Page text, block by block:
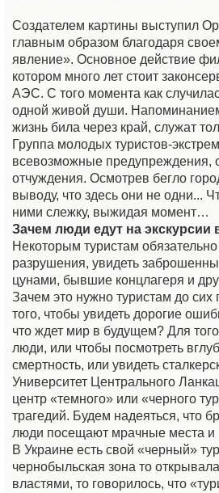
Создателем картины выступил
главным образом благодаря
явление». Основное действие
котором много лет стоит
АЭС. С того момента как
одной живой души. Напоминанием
жизнь била через край, служат
Группа молодых туристов-
всевозможные предупреждения,
отчуждения. Осмотрев бегло
выводу, что здесь они не одни...
ними слежку, выжидая момент…
Зачем люди едут на экскурсии
Некоторым туристам
разрушения, увидеть
цунами, бывшие концлагеря и
Зачем это нужно туристам до сих
того, чтобы увидеть дорогие
что ждет мир в будущем? Для
люди, или чтобы посмотреть
смертность, или увидеть
Университет Центрального
центр «темного» или «черного
трагедий. Будем надеяться, что
люди посещают мрачные места и
В Украине есть свой «черный»
чернобыльская зона то
властями, то говорилось, что